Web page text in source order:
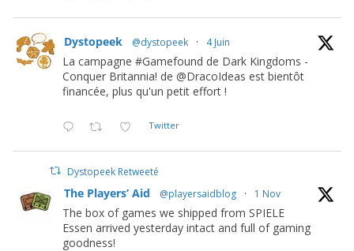
Dystopeek @dystopeek · 4 Juin
La campagne #Gamefound de Dark Kingdoms -
Conquer Britannia! de @DracoIdeas est bientôt
financée, plus qu'un petit effort !
Twitter
Dystopeek Retweeté
The Players’ Aid @playersaidblog · 1 Nov
The box of games we shipped from SPIELE
Essen arrived yesterday intact and full of gaming
goodness!